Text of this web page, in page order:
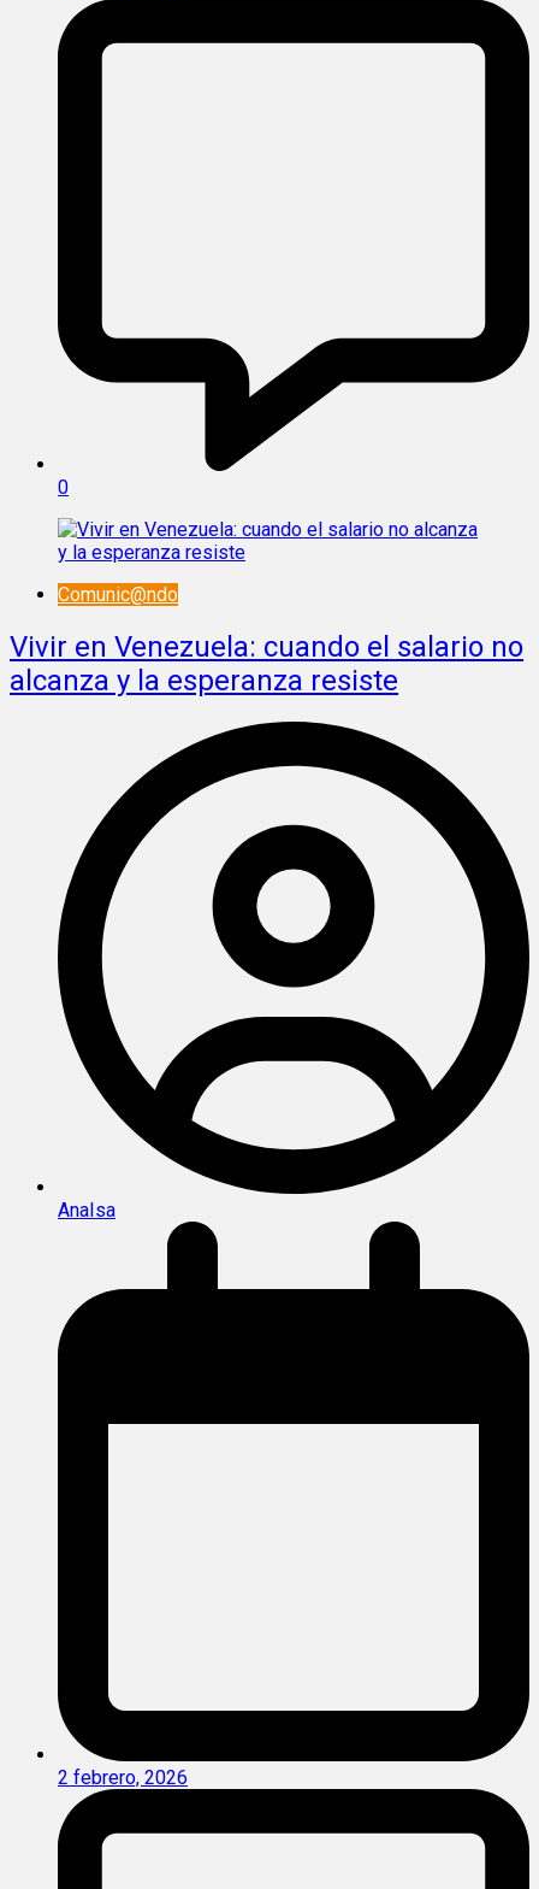
0
Comunic@ndo
Vivir en Venezuela: cuando el salario no
alcanza y la esperanza resiste
AnaIsa
2 febrero, 2026